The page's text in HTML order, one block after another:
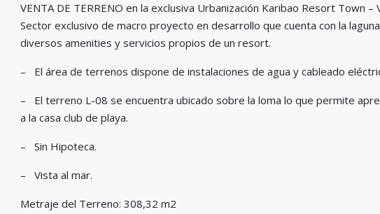
VENTA DE TERRENO en la exclusiva Urbanización Karibao Resort Town –
Sector exclusivo de macro proyecto en desarrollo que cuenta con la
diversos amenities y servicios propios de un resort.
– El área de terrenos dispone de instalaciones de agua y cableado
– El terreno L-08 se encuentra ubicado sobre la loma lo que permite
a la casa club de playa.
– Sin Hipoteca.
– Vista al mar.
Metraje del Terreno: 308,32 m2